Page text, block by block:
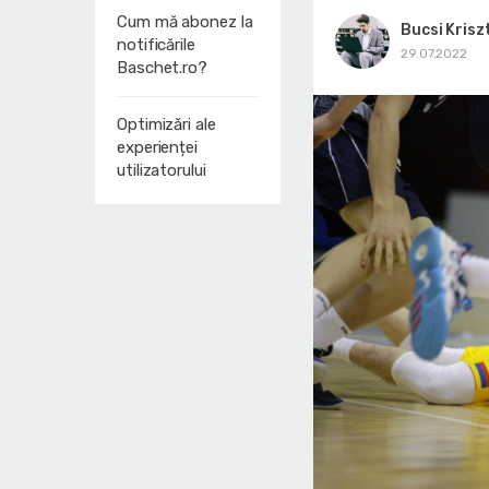
Cum mă abonez la
notificările
Baschet.ro?
Optimizări ale
experienței
utilizatorului
Bucsi
29.07.2022